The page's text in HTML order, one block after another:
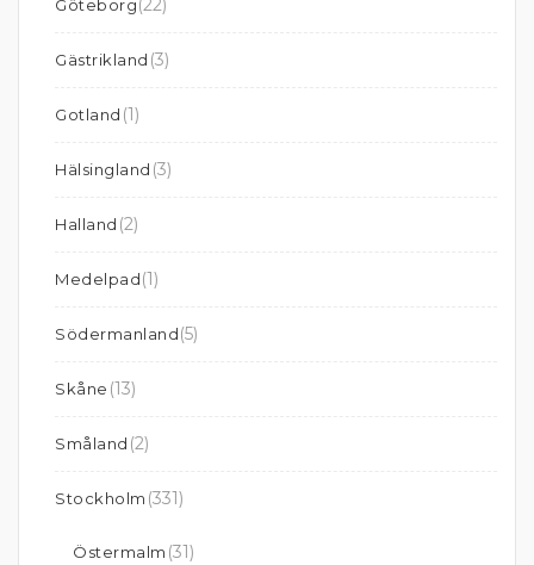
Göteborg
Gästrikland (3)
Gotland (1)
Hälsingland (3)
Halland (2)
Medelpad(1)
Södermanland(5)
Skåne (13)
Småland (2)
Stockholm (331)
Östermalm (31)